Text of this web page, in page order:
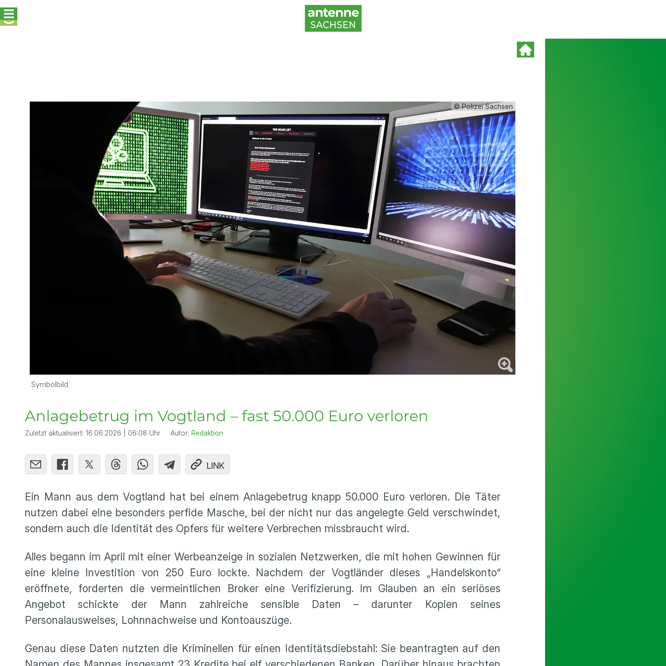
© Polizei Sachsen
Symbolbild
Anlagebetrug im Vogtland – fast 50.000 Euro verloren
Zuletzt aktualisiert: 16.06.2026 | 06:08 Uhr Autor: Redaktion
LINK
Ein Mann aus dem Vogtland hat bei einem Anlagebetrug knapp 50.000 Euro verloren. Die Täter
nutzen dabei eine besonders perfide Masche, bei der nicht nur das angelegte Geld verschwindet,
sondern auch die Identität des Opfers für weitere Verbrechen missbraucht wird.
Alles begann im April mit einer Werbeanzeige in sozialen Netzwerken, die mit hohen Gewinnen für
eine kleine Investition von 250 Euro lockte. Nachdem der Vogtländer dieses „Handelskonto“
eröffnete, forderten die vermeintlichen Broker eine Verifizierung. Im Glauben an ein seriöses
Angebot schickte der Mann zahlreiche sensible Daten – darunter Kopien seines
Personalausweises, Lohnnachweise und Kontoauszüge.
Genau diese Daten nutzten die Kriminellen für einen Identitätsdiebstahl: Sie beantragten auf den